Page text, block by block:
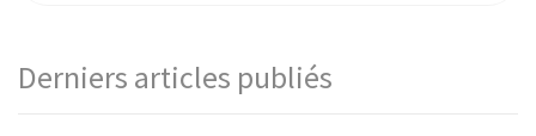
Derniers articles publiés